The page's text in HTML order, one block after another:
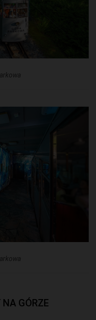
GÓRZE